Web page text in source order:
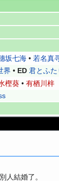
坂七海• 若名真
界 • ED 君とふた
樫葵• 有栖川梓
人結婚了。